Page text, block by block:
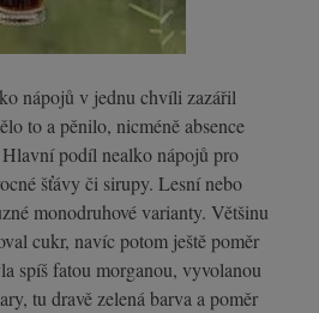
nápojů v jednu chvíli zazářil
to a pěnilo, nicméně absence
podíl nealko nápojů pro
šťávy či sirupy. Lesní nebo
monodruhové varianty. Většinu
cukr, navíc potom ještě poměr
spíš fatou morganou, vyvolanou
tu dravě zelená barva a poměr